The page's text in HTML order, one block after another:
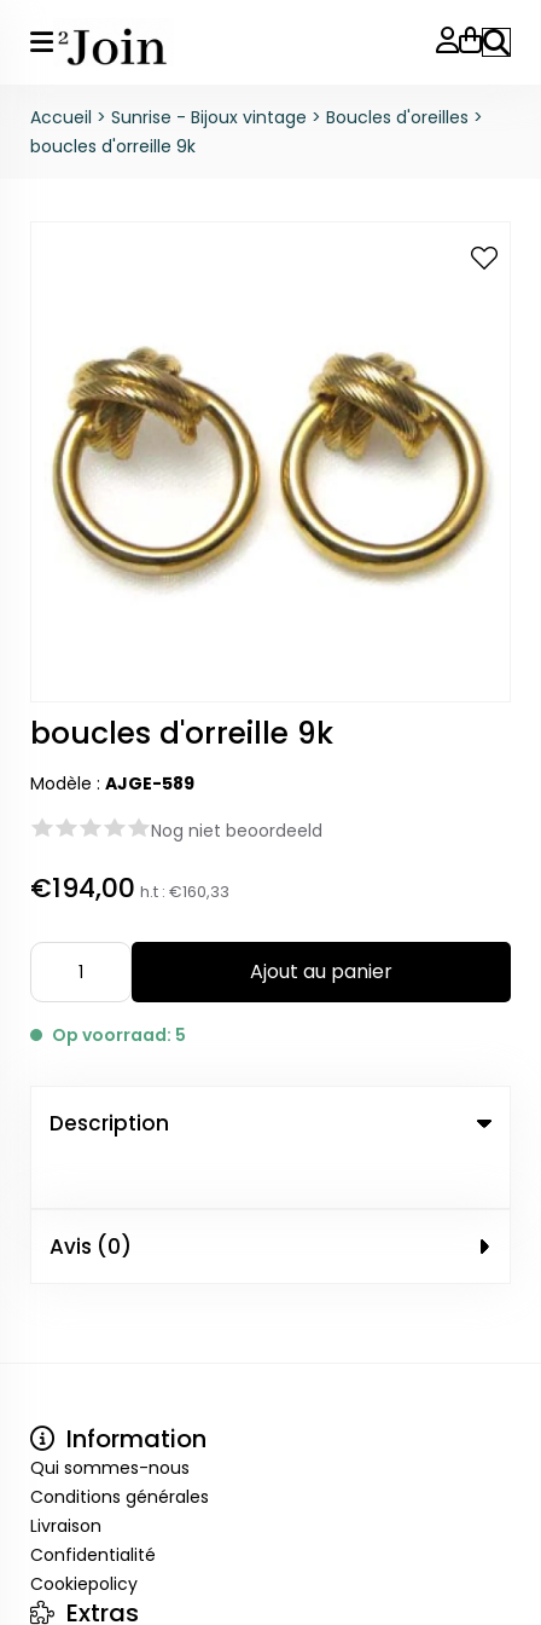
Accueil > Sunrise - Bijoux vintage > Boucles d'oreilles >
boucles d'orreille 9k
boucles d'orreille 9k
Modèle : AJGE-589
Nog niet beoordeeld
€194,00 h.t : €160,33
Ajout au panier
Op voorraad: 5
Description
Avis (0)
Information
Qui sommes-nous
Conditions générales
Livraison
Confidentialité
Cookiepolicy
Extras